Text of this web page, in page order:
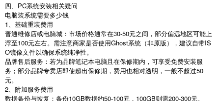
四、PC系统安装相关疑问
电脑装系统需要多少钱
1、基础重装费用
普通维修店或电脑城：市场价格通常在30-50元之间，部分偏远地区可能上
浮至100元左右。需注意商家是否使用Ghost系统（非原版），建议自带IS
O镜像文件以确保系统纯净性。
品牌售后服务：若为品牌笔记本电脑且在保修期内，可享受免费安装服
务；部分品牌专卖店即使超出保修期，费用也相对透明，一般不超过50
元。
2、附加服务费用
数据备份与恢复：备份10GB数据约50-100元，100GB则需200-300元。